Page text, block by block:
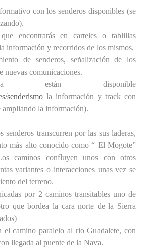
con los senderos disponibles (se
encontrarás en carteles o tablillas
información y recorridos de los mismos.
de senderos, señalización de los
nuevas comunicaciones.
están disponible
senderismo la información y track con
ampliando la información).
senderos transcurren por las sus laderas,
más alto conocido como “ El Mogote”
caminos confluyen unos con otros
variantes o interacciones unas vez se
del terreno.
por 2 caminos transitables uno de
que bordea la cara norte de la Sierra
el camino paralelo al rio Guadalete, con
llegada al puente de la Nava.